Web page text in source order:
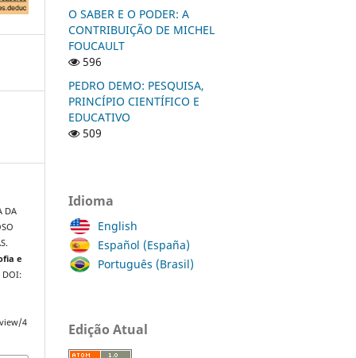
DA
e
DOI:
4
O SABER E O PODER: A
CONTRIBUIÇÃO DE MICHEL
FOUCAULT
596
PEDRO DEMO: PESQUISA,
PRINCÍPIO CIENTÍFICO E
EDUCATIVO
509
Idioma
English
Español (España)
Português (Brasil)
Edição Atual